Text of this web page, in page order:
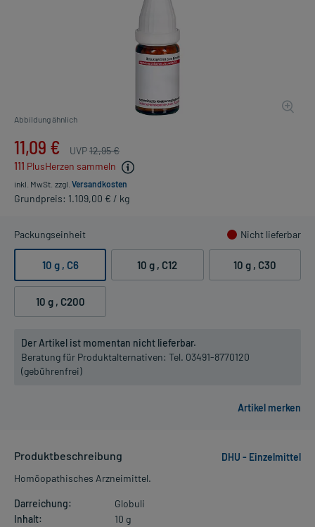
Abbildung ähnlich
11,09 € UVP12,95 €
111 PlusHerzen sammeln
inkl. MwSt. zzgl. Versandkosten
Grundpreis: 1.109,00 € / kg
Packungseinheit Nicht lieferbar
10 g , C6 10 g , C12 10 g , C30
10 g , C200
Der Artikel ist momentan nicht lieferbar.
Beratung für Produktalternativen: Tel. 03491-8770120
(gebührenfrei)
Produktbeschreibung
DHU - Einzelmittel
Homöopathisches Arzneimittel.
Darreichung:
Globuli
Inhalt:
10 g